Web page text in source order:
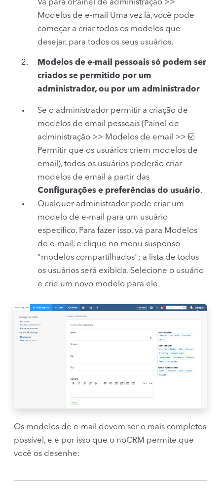
Vá para oPainel de administração >>
Modelos de e-mail Uma vez lá, você pode
começar a criar todos os modelos que
desejar, para todos os seus usuários.
Modelos de e-mail pessoais só podem ser
criados se permitido por um
administrador, ou por um administrador
Se o administrador permitir a criação de
modelos de email pessoais (Painel de
administração >> Modelos de email >> ☑️
Permitir que os usuários criem modelos de
email), todos os usuários poderão criar
modelos de email a partir das
Configurações e preferências do usuário.
Qualquer administrador pode criar um
modelo de e-mail para um usuário
específico. Para fazer isso, vá para Modelos
de e-mail, e clique no menu suspenso
"modelos compartilhados"; a lista de todos
os usuários será exibida. Selecione o usuário
e crie um novo modelo para ele.
Os modelos de e-mail devem ser o mais completos
possível, e é por isso que o noCRM permite que
você os desenhe: